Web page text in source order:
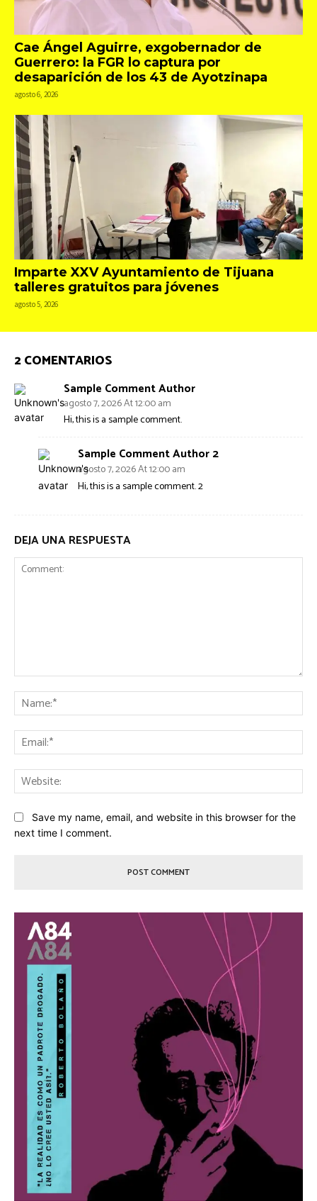
Cae Ángel Aguirre, exgobernador de
Guerrero: la FGR lo captura por
desaparición de los 43 de Ayotzinapa
agosto 6, 2026
Imparte XXV Ayuntamiento de Tijuana
talleres gratuitos para jóvenes
agosto 5, 2026
2 COMENTARIOS
Sample Comment Author
agosto 7, 2026 At 12:00 am
Hi, this is a sample comment.
Sample Comment Author 2
agosto 7, 2026 At 12:00 am
Hi, this is a sample comment. 2
DEJA UNA RESPUESTA
Save my name, email, and website in this browser for the
next time I comment.